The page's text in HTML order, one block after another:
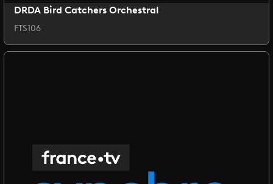
DRDA Bird Catchers Orchestral
FTS106